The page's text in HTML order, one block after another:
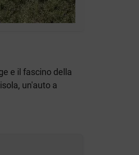
e il fascino della
un'auto a